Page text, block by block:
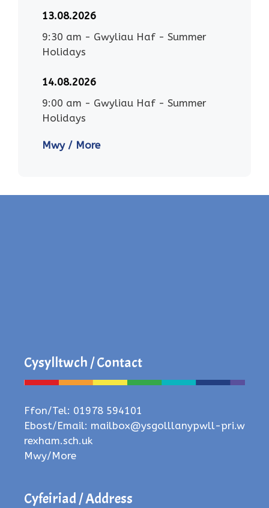
13.08.2026
9:30 am - Gwyliau Haf - Summer
Holidays
14.08.2026
9:00 am - Gwyliau Haf - Summer
Holidays
Mwy / More
Cysylltwch / Contact
Ffon/Tel: 01978 594101
Ebost/Email: mailbox@ysgolllanypwll-pri.w
rexham.sch.uk
Mwy/More
Cyfeiriad / Address